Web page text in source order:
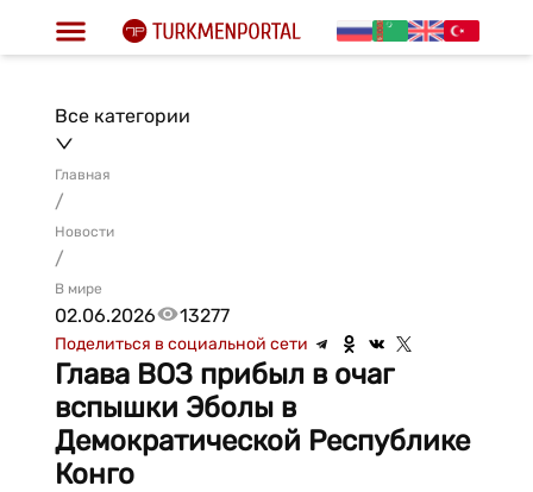
Все категории
Главная
/
Новости
/
В мире
02.06.2026 13277
Поделиться в социальной сети
Глава ВОЗ прибыл в очаг
вспышки Эболы в
Демократической Республике
Конго